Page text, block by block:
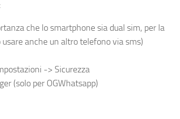
che lo smartphone sia dual sim, per la
anche un altro telefono via sms)
-> Sicurezza
(solo per OGWhatsapp)